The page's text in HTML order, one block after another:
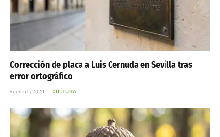
Corrección de placa a Luis Cernuda en Sevilla tras
error ortográfico
agosto 5, 2026 CULTURA